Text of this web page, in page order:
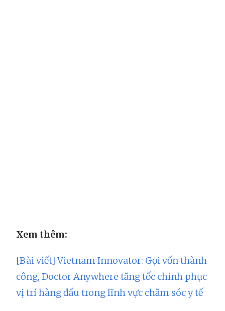
Xem thêm:
[Bài viết] Vietnam Innovator: Gọi vốn thành
công, Doctor Anywhere tăng tốc chinh phục
vị trí hàng đầu trong lĩnh vực chăm sóc y tế